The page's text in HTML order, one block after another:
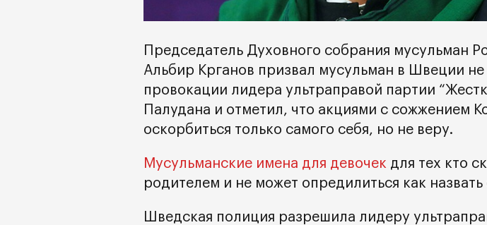
Председатель Духовного собрания мусульман
Альбир Крганов призвал мусульман в Швеции не
провокации лидера ультраправой партии
Палудана и отметил, что акциями с сожжением
оскорбиться только самого себя, но не веру.
Мусульманские имена для девочек для тех кто
родителем и не может опредилиться как назвать
Шведская полиция разрешила лидеру